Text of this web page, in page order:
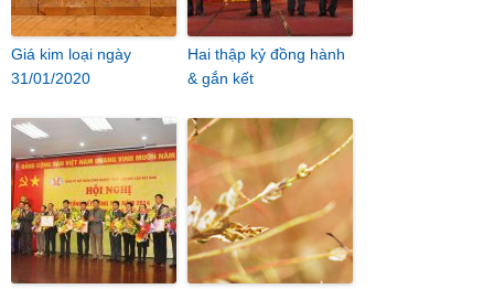
Giá kim loại ngày
31/01/2020
Hai thập kỷ đồng hành
& gắn kết